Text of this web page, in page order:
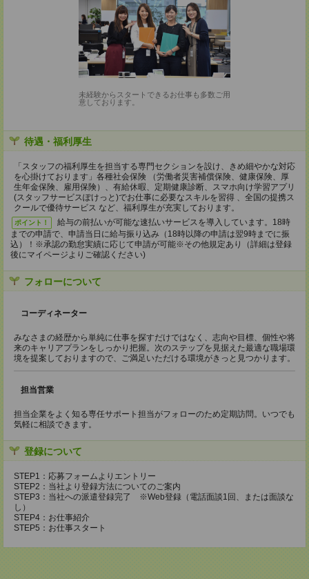
未経験からスタートできるお仕事も多数ご用
意しております。
待遇・福利厚生
「スタッフの福利厚生を担当する専門セクションを設け、きめ細やかな対応
を心掛けております」各種社会保険 （労働者災害補償保険、健康保険、厚
生年金保険、雇用保険）、有給休暇、定期健康診断、スマホ向け学習アプリ
(スタッフサービスぽけっと)でお仕事に必要なスキルを習得 、全国の提携ス
クールで優待サービス など、福利厚生が充実しております。
ポイント！
給与の前払いが可能な速払いサービスを導入しています。18時
までの申請で、申請当日に給与振り込み（18時以降の申請は翌9時までに振
込）！※承認の勤怠実績に応じて申請が可能※その他規定あり（詳細は登録
後にマイページよりご確認ください)
フォローについて
コーディネーター
みなさまの経歴から単純に仕事を探すだけではなく、志向や目標、個性や将
来のキャリアプランをしっかり把握。次のステップを見据えた最適な職場環
境を提案しておりますので、ご満足いただける環境がきっと見つかります。
担当営業
担当企業をよく知る専任サポート担当がフォローのため定期訪問。いつでも
気軽に相談できます。
登録について
STEP1：応募フォームよりエントリー
STEP2：当社より登録方法についてのご案内
STEP3：当社への派遣登録完了 ※Web登録（電話面談1回、または面談な
し）
STEP4：お仕事紹介
STEP5：お仕事スタート